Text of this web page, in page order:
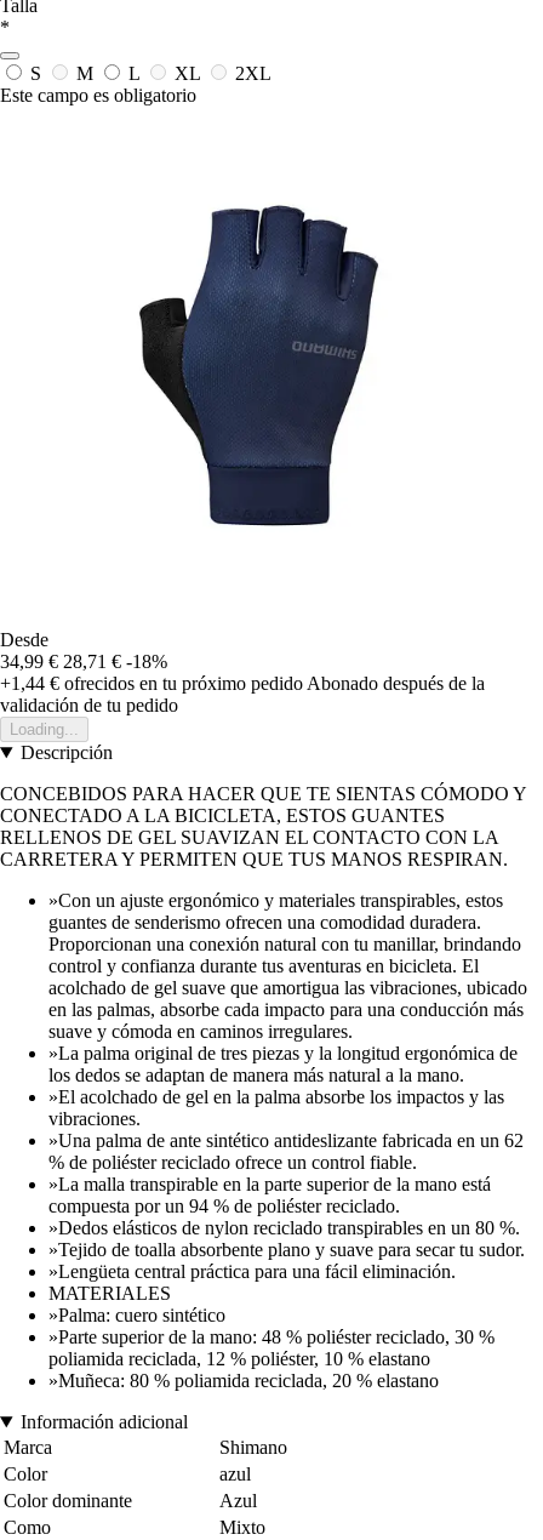
Talla
*
S M L XL
2XL
Este campo es obligatorio
Desde
34,99 € 28,71 € -18%
+1,44 € ofrecidos en tu próximo pedido Abonado después de la
validación de tu pedido
Loading...
Descripción
CONCEBIDOS PARA HACER QUE TE SIENTAS CÓMODO Y
CONECTADO A LA BICICLETA, ESTOS GUANTES
RELLENOS DE GEL SUAVIZAN EL CONTACTO CON LA
CARRETERA Y PERMITEN QUE TUS MANOS RESPIRAN.
»Con un ajuste ergonómico y materiales transpirables, estos
guantes de senderismo ofrecen una comodidad duradera.
Proporcionan una conexión natural con tu manillar, brindando
control y confianza durante tus aventuras en bicicleta. El
acolchado de gel suave que amortigua las vibraciones, ubicado
en las palmas, absorbe cada impacto para una conducción más
suave y cómoda en caminos irregulares.
»La palma original de tres piezas y la longitud ergonómica de
los dedos se adaptan de manera más natural a la mano.
»El acolchado de gel en la palma absorbe los impactos y las
vibraciones.
»Una palma de ante sintético antideslizante fabricada en un 62
% de poliéster reciclado ofrece un control fiable.
»La malla transpirable en la parte superior de la mano está
compuesta por un 94 % de poliéster reciclado.
»Dedos elásticos de nylon reciclado transpirables en un 80 %.
»Tejido de toalla absorbente plano y suave para secar tu sudor.
»Lengüeta central práctica para una fácil eliminación.
MATERIALES
»Palma: cuero sintético
»Parte superior de la mano: 48 % poliéster reciclado, 30 %
poliamida reciclada, 12 % poliéster, 10 % elastano
»Muñeca: 80 % poliamida reciclada, 20 % elastano
Información adicional
Marca
Shimano
Color
azul
Color dominante
Azul
Como
Mixto